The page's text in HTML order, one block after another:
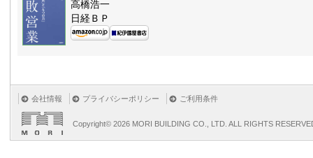
高橋浩一
日経ＢＰ
会社情報 プライバシーポリシー ご利用条件
Copyright© 2026 MORI BUILDING CO., LTD. ALL RIGHTS